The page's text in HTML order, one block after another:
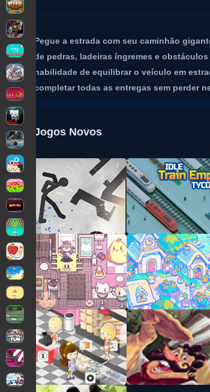
Pegue a estrada com seu caminhão
de pedras, ladeiras íngremes e
habilidade de equilibrar o veículo em
completar todas as entregas sem perder
Jogos Novos